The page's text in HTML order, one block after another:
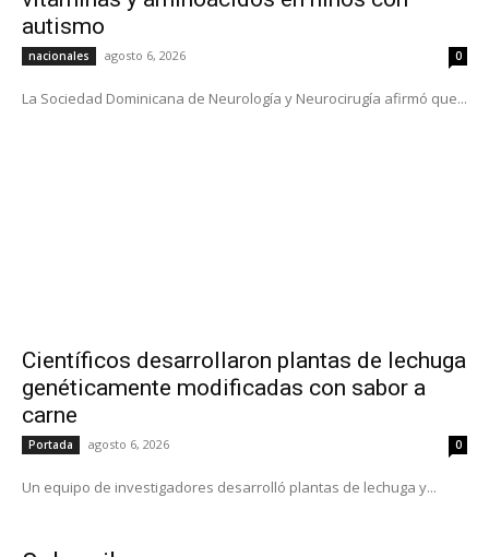
autismo
nacionales agosto 6, 2026 0
La Sociedad Dominicana de Neurología y Neurocirugía afirmó que...
Científicos desarrollaron plantas de lechuga
genéticamente modificadas con sabor a
carne
Portada agosto 6, 2026 0
Un equipo de investigadores desarrolló plantas de lechuga y...